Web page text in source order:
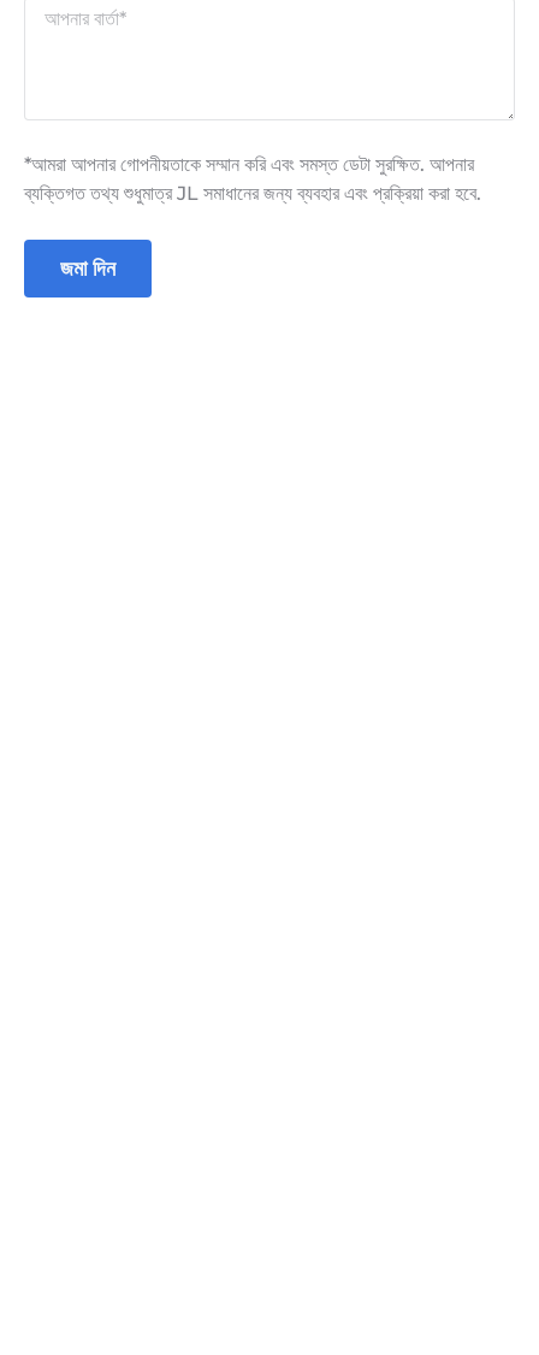
*আমরা আপনার গোপনীয়তাকে সম্মান করি এবং সমস্ত ডেটা সুরক্ষিত. আপনার
ব্যক্তিগত তথ্য শুধুমাত্র JL সমাধানের জন্য ব্যবহার এবং প্রক্রিয়া করা হবে.
জমা দিন